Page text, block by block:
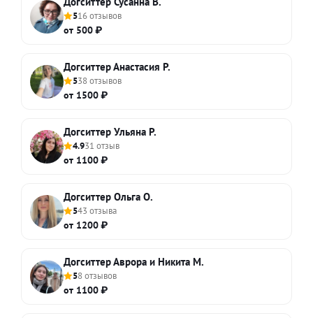
516 отзывов
от 500 ₽
Догситтер Анастасия Р.
538 отзывов
от 1500 ₽
Догситтер Ульяна Р.
4.931 отзыв
от 1100 ₽
Догситтер Ольга О.
543 отзыва
от 1200 ₽
Догситтер Аврора и Никита М.
58 отзывов
от 1100 ₽